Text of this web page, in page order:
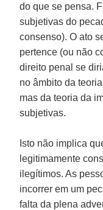
do que se pensa.
subjetivas do
consenso). O ato
pertence (ou não
direito penal se
no âmbito da
mas da teoria da
subjetivas.
Isto não implica
legitimamente
ilegítimos. As
incorrer em um
falta da plena